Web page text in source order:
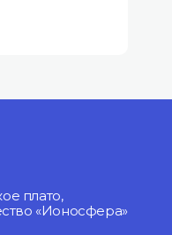
плато,
«Ионосфера»